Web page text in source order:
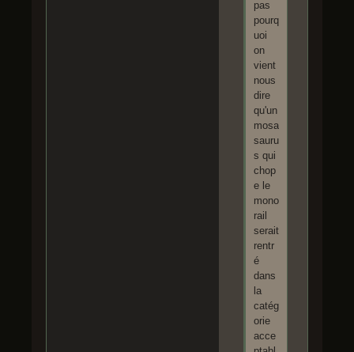
pas
pourq
uoi
on
vient
nous
dire
qu'un
mosa
sauru
s qui
chop
e le
mono
rail
serait
rentr
é
dans
la
catég
orie
acce